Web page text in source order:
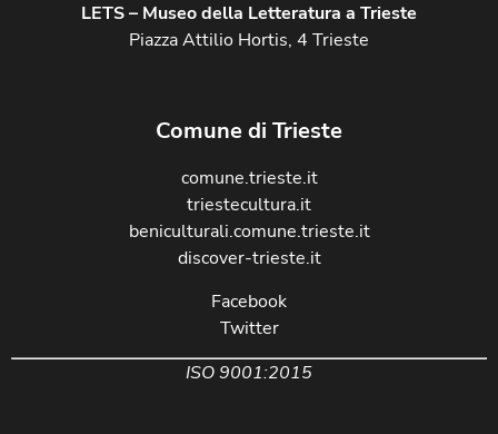
LETS – Museo della Letteratura a Trieste
Piazza Attilio Hortis, 4 Trieste
Comune di Trieste
comune.trieste.it
triestecultura.it
beniculturali.comune.trieste.it
discover-trieste.it
Facebook
Twitter
ISO 9001:2015